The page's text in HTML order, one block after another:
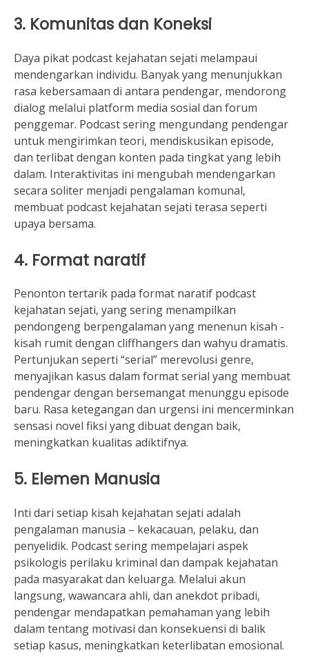
3. Komunitas dan Koneksi
Daya pikat podcast kejahatan sejati melampaui
mendengarkan individu. Banyak yang menunjukkan
rasa kebersamaan di antara pendengar, mendorong
dialog melalui platform media sosial dan forum
penggemar. Podcast sering mengundang pendengar
untuk mengirimkan teori, mendiskusikan episode,
dan terlibat dengan konten pada tingkat yang lebih
dalam. Interaktivitas ini mengubah mendengarkan
secara soliter menjadi pengalaman komunal,
membuat podcast kejahatan sejati terasa seperti
upaya bersama.
4. Format naratif
Penonton tertarik pada format naratif podcast
kejahatan sejati, yang sering menampilkan
pendongeng berpengalaman yang menenun kisah -
kisah rumit dengan cliffhangers dan wahyu dramatis.
Pertunjukan seperti “serial” merevolusi genre,
menyajikan kasus dalam format serial yang membuat
pendengar dengan bersemangat menunggu episode
baru. Rasa ketegangan dan urgensi ini mencerminkan
sensasi novel fiksi yang dibuat dengan baik,
meningkatkan kualitas adiktifnya.
5. Elemen Manusia
Inti dari setiap kisah kejahatan sejati adalah
pengalaman manusia – kekacauan, pelaku, dan
penyelidik. Podcast sering mempelajari aspek
psikologis perilaku kriminal dan dampak kejahatan
pada masyarakat dan keluarga. Melalui akun
langsung, wawancara ahli, dan anekdot pribadi,
pendengar mendapatkan pemahaman yang lebih
dalam tentang motivasi dan konsekuensi di balik
setiap kasus, meningkatkan keterlibatan emosional.